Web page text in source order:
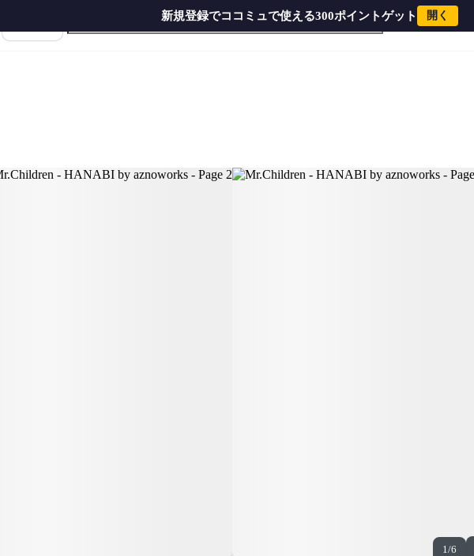
新規登録でココミュで使える300ポイントゲット 開く
1/6